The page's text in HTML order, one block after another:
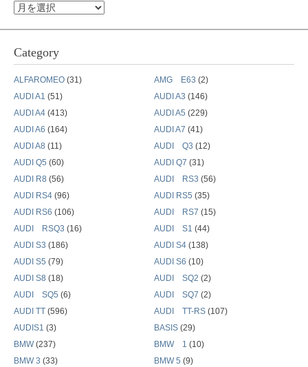
Category
ALFAROMEO (31) AMG E63 (2)
AUDI A1 (51) AUDI A3 (146)
AUDI A4 (413) AUDI A5 (229)
AUDI A6 (164) AUDI A7 (41)
AUDI A8 (11) AUDI Q3 (12)
AUDI Q5 (60) AUDI Q7 (31)
AUDI R8 (56) AUDI RS3 (56)
AUDI RS4 (96) AUDI RS5 (35)
AUDI RS6 (106) AUDI RS7 (15)
AUDI RSQ3 (16) AUDI S1 (44)
AUDI S3 (186) AUDI S4(138)
AUDI S5 (79) AUDI S6 (10)
AUDI S8 (18) AUDI SQ2 (2)
AUDI SQ5 (6) AUDI SQ7 (2)
AUDI TT (596) AUDI TT-RS(107)
AUDIS1 (3) BASIS(29)
BMW(237) BMW 1 (10)
BMW 3 (33) BMW 5 (9)